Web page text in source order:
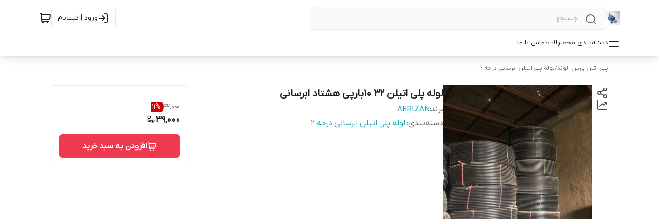
ورود | ثبت‌نام
دسته‌بندی محصولاتتماس با ما
پلی اتین پارس الوند/لوله پلی اتیلن ابرسانی درجه 2
لوله پلی اتیلن 32 10بارپی هشتاد ابرسانی
برند:ABRIZAN
دسته‌بندی: لوله پلی اتیلن ابرسانی درجه 2
44,000
11%
39,000
افزودن به سبد خرید